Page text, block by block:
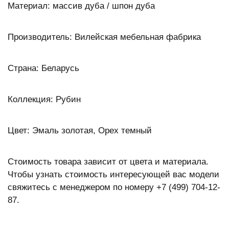
Материал: массив дуба / шпон дуба
Производитель: Вилейская мебельная фабрика
Страна: Беларусь
Коллекция: Рубин
Цвет: Эмаль золотая, Орех темный
Стоимость товара зависит от цвета и материала.
Чтобы узнать стоимость интересующей вас модели
свяжитесь с менеджером по номеру +7 (499) 704-12-
87.